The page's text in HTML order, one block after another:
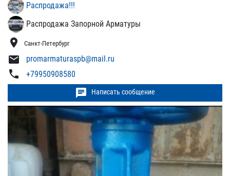
Распродажа!!!
Распродажа Запорной Арматуры
location_on Санкт-Петербург
mail promarmaturaspb@mail.ru
phone +79950908580
chat Написать сообщение